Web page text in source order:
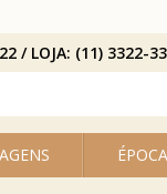
/ LOJA: (11) 3322-